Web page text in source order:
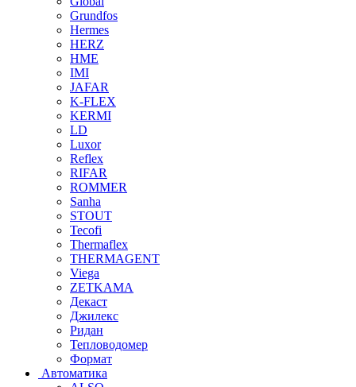
Grundfos
Hermes
HERZ
HME
IMI
JAFAR
K-FLEX
KERMI
LD
Luxor
Reflex
RIFAR
ROMMER
Sanha
STOUT
Tecofi
Thermaflex
THERMAGENT
Viega
ZETKAMA
Декаст
Джилекс
Ридан
Тепловодомер
Формат
Автоматика